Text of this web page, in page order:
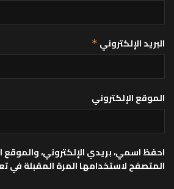
البريد الإلكتروني *
الموقع الإلكتروني
احفظ اسمي، بريدي الإلكتروني، والموقع
المتصفح لاستخدامها المرة المقبلة في